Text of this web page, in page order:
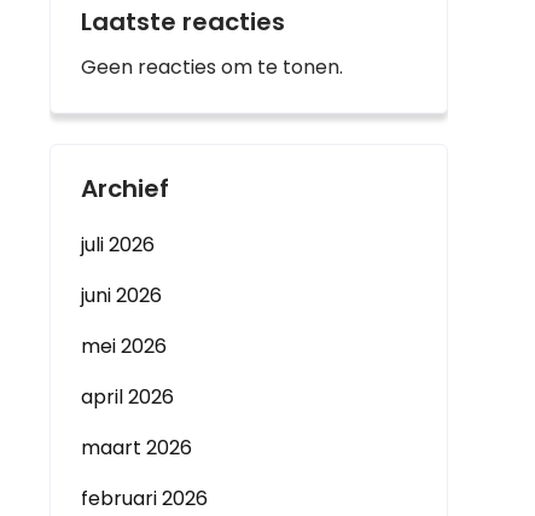
Laatste reacties
Geen reacties om te tonen.
Archief
juli 2026
juni 2026
mei 2026
april 2026
maart 2026
februari 2026